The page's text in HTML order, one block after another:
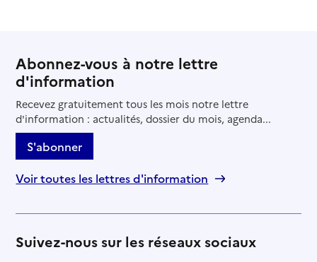
Abonnez-vous à notre lettre
d'information
Recevez gratuitement tous les mois notre lettre
d'information : actualités, dossier du mois, agenda...
S'abonner
Voir toutes les lettres d'information
Suivez-nous sur les réseaux sociaux